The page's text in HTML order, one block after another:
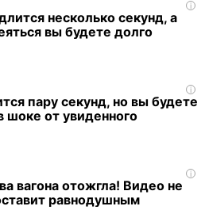
i
несколько секунд, а
вы будете долго
i
пару секунд, но вы будете
шоке от увиденного
i
вагона отожгла! Видео не
равнодушным